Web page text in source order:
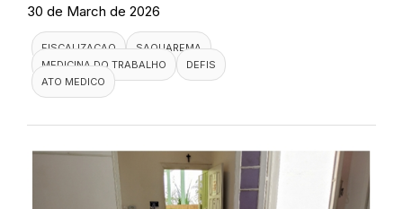
30 de March de 2026
FISCALIZACAO
SAQUAREMA
MEDICINA DO TRABALHO
DEFIS
ATO MEDICO